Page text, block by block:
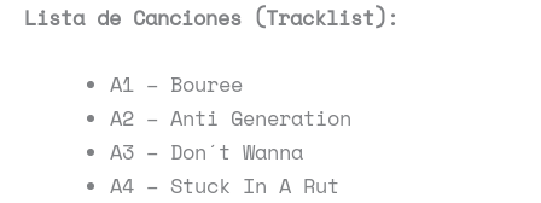
Lista de Canciones (Tracklist):
A1 – Bouree
A2 – Anti Generation
A3 – Don´t Wanna
A4 – Stuck In A Rut